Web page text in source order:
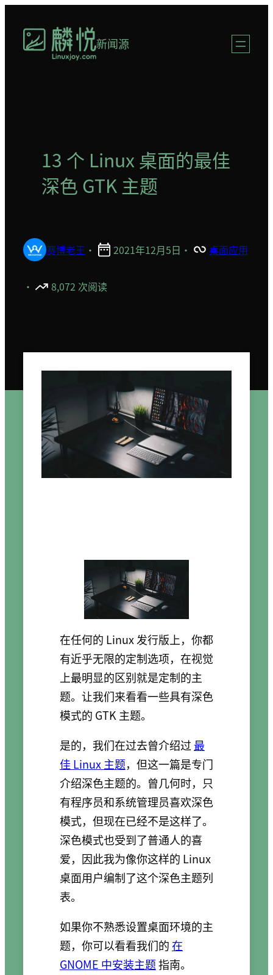
新闻源
13 个 Linux 桌面的最佳
深色 GTK 主题
赛博老王 · 2021年12月5日 · 桌面应用
· 8,072 次阅读
在任何的 Linux 发行版上，你都
有近乎无限的定制选项，在视觉
上最明显的区别就是定制的主
题。让我们来看看一些具有深色
模式的 GTK 主题。
是的，我们在过去曾介绍过最
佳 Linux 主题，但这一篇是专门
介绍深色主题的。曾几何时，只
有程序员和系统管理员喜欢深色
模式，但现在已经不是这样了。
深色模式也受到了普通人的喜
爱，因此我为像你这样的 Linux
桌面用户编制了这个深色主题列
表。
如果你不熟悉设置桌面环境的主
题，你可以看看我们的在
GNOME 中安装主题指南。